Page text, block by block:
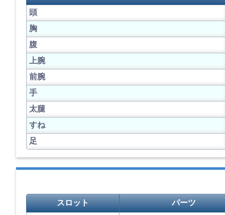
頭
胸
腹
上腕
前腕
手
太腿
すね
足
スロット
パーツ